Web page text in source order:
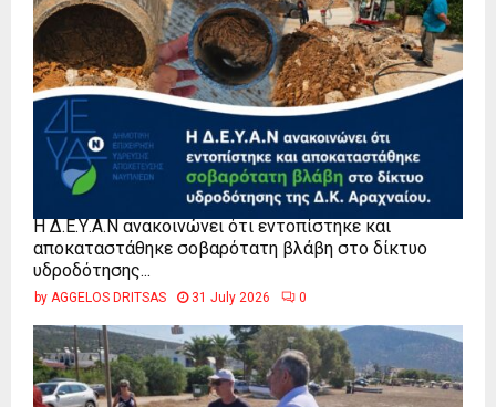
Η Δ.Ε.Υ.Α.Ν ανακοινώνει ότι εντοπίστηκε και
αποκαταστάθηκε σοβαρότατη βλάβη στο δίκτυο
υδροδότησης...
by AGGELOS DRITSAS 31 July 2026 0